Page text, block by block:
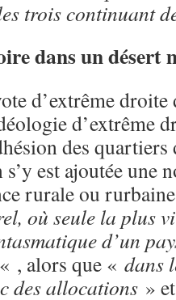
trois continuant
dans un désert
d’extrême
d’extrême
des
est ajoutée une
rurale ou
où seule la plus
d’un
« , alors que « dans
des allocations »